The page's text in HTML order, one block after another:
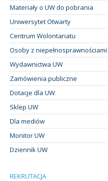
Materiały o UW do pobrania
Uniwersytet Otwarty
Centrum Wolontariatu
Osoby z niepełnosprawnościami
Wydawnictwa UW
Zamówienia publiczne
Dotacje dla UW
Sklep UW
Dla mediów
Monitor UW
Dziennik UW
REKRUTACJA